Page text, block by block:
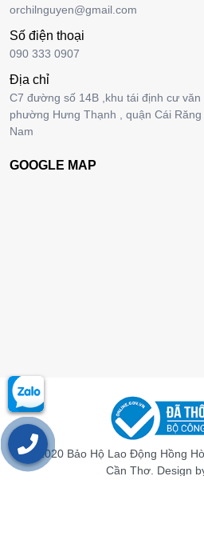
orchilnguyen@gmail.com
Số điện thoại
090 333 0907
Địa chỉ
C7 đường số 14B ,khu tái định cư văn
phường Hưng Thạnh , quận Cái
Nam
GOOGLE MAP
© 2020 Bảo Hộ Lao Động Hồng
Cần Thơ. Design